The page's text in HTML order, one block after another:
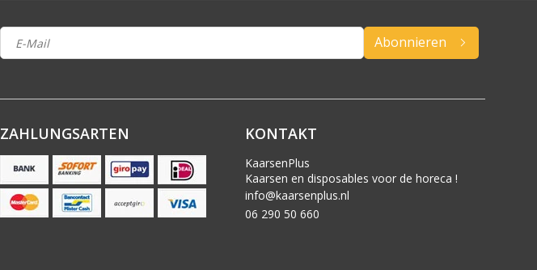
Abonnieren
ZAHLUNGSARTEN KONTAKT
KaarsenPlus
Kaarsen en disposables voor de horeca !
info@kaarsenplus.nl
06 290 50 660